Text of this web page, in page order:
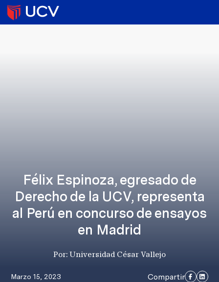
Félix Espinoza, egresado de
Derecho de la UCV, representa
al Perú en concurso de ensayos
en Madrid
Por: Universidad César Vallejo
Marzo 15, 2023 Compartir